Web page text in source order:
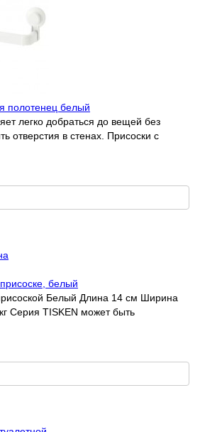
полотенец белый
легко добраться до вещей без
отверстия в стенах. Присоски с
белый
Белый Длина 14 см Ширина
Серия TISKEN может быть